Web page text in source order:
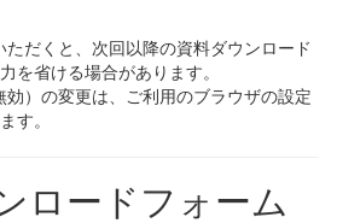
だくと、次回以降の資料ダウンロード
を省ける場合があります。
）の変更は、ご利用のブラウザの設定
す。
ロードフォーム